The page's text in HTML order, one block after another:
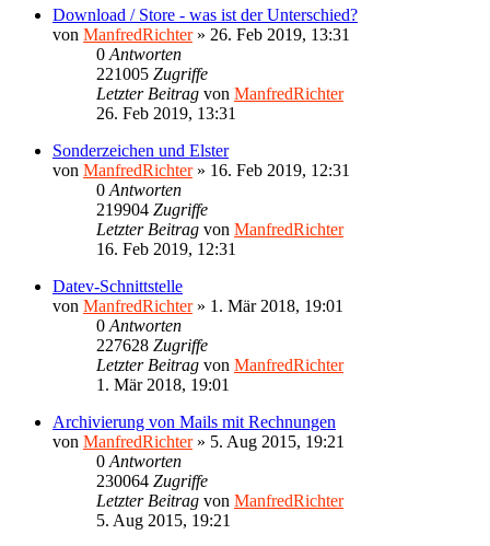
Download / Store - was ist der Unterschied?
von ManfredRichter» 26. Feb 2019, 13:31
0 Antworten
221005 Zugriffe
Letzter Beitrag von ManfredRichter
26. Feb 2019, 13:31
Sonderzeichen und Elster
von ManfredRichter» 16. Feb 2019, 12:31
0 Antworten
219904 Zugriffe
Letzter Beitrag von ManfredRichter
16. Feb 2019, 12:31
Datev-Schnittstelle
von ManfredRichter» 1. Mär 2018, 19:01
0 Antworten
227628 Zugriffe
Letzter Beitrag von ManfredRichter
1. Mär 2018, 19:01
Archivierung von Mails mit Rechnungen
von ManfredRichter» 5. Aug 2015, 19:21
0 Antworten
230064 Zugriffe
Letzter Beitrag von ManfredRichter
5. Aug 2015, 19:21